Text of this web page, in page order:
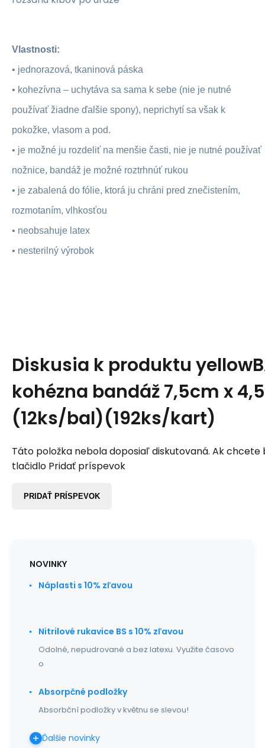
Vlastnosti:
• jednorazová, tkaninová páska
• kohezívna – uchytáva sa sama k sebe (nie je nutné
používať žiadne ďalšie spony), neprichytí sa však k
pokožke, vlasom a pod.
• je možné ju rozdeliť na menšie časti, nie je nutné používať
nožnice, bandáž je možné roztrhnúť rukou
• je zabalená do fólie, ktorá ju chráni pred znečistením,
rozmotaním, vlhkosťou
• neobsahuje latex
• nesterilný výrobok
Diskusia k produktu
kohézna bandáž 7,5cm x
(12ks/bal)(192ks/kart)
Táto položka nebola doposiaľ diskutovaná. Ak chcete
tlačidlo Pridať príspevok
PRIDAŤ PRÍSPEVOK
NOVINKY
Náplasti s 10% zľavou
Nitrilové rukavice BS s 10% zľavou
Odolné, nepudrované a bez latexu. Využite časovo
o
Absorpčné podložky
Absorbční podložky v květnu se slevou!
Ďalšie novinky